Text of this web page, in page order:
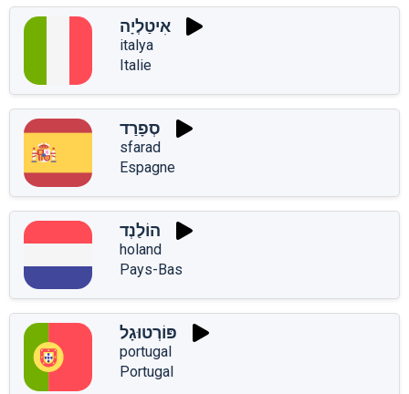
אִיטַלְיָה
italya
Italie
סְפָרַד
sfarad
Espagne
הוֹלַנְד
holand
Pays-Bas
פּוֹרְטוּגָל
portugal
Portugal